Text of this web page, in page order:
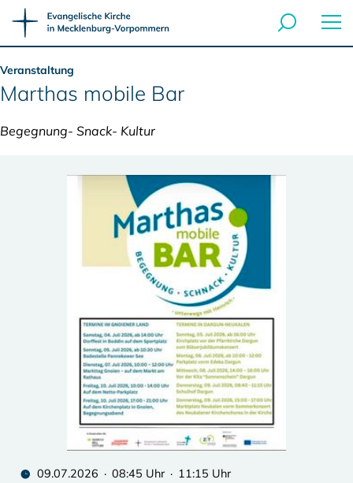
Veranstaltung
Marthas mobile Bar
Begegnung- Snack- Kultur
09.07.2026 · 08:45 Uhr · 11:15 Uhr